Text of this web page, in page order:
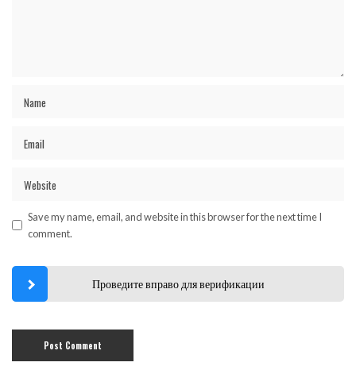
Save my name, email, and website in this browser for the next time I
comment.
Проведите вправо для верификации